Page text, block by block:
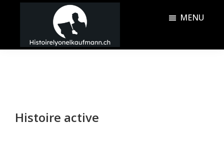
principal
barreHistoire
MENU
Histoire active